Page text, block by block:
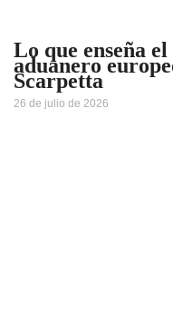
Lo que enseña
aduanero
Scarpetta
26 de julio de 2026